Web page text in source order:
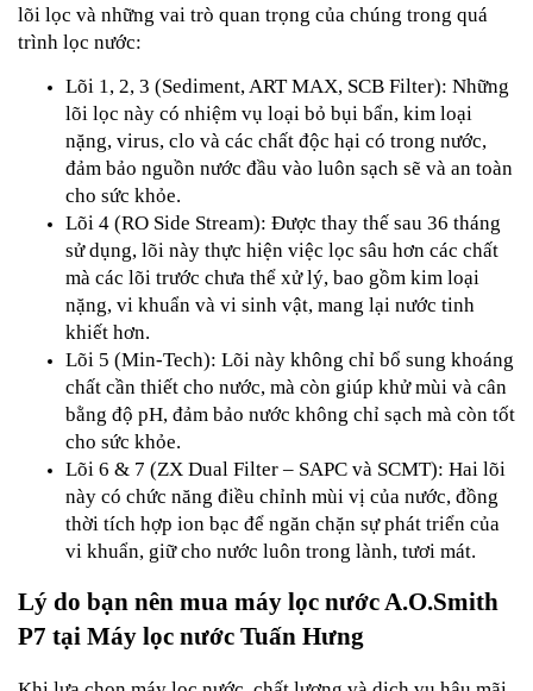
lõi lọc và những vai trò quan trọng của chúng trong quá
trình lọc nước:
Lõi 1, 2, 3 (Sediment, ART MAX, SCB Filter): Những
lõi lọc này có nhiệm vụ loại bỏ bụi bẩn, kim loại
nặng, virus, clo và các chất độc hại có trong nước,
đảm bảo nguồn nước đầu vào luôn sạch sẽ và an toàn
cho sức khỏe.
Lõi 4 (RO Side Stream): Được thay thế sau 36 tháng
sử dụng, lõi này thực hiện việc lọc sâu hơn các chất
mà các lõi trước chưa thể xử lý, bao gồm kim loại
nặng, vi khuẩn và vi sinh vật, mang lại nước tinh
khiết hơn.
Lõi 5 (Min-Tech): Lõi này không chỉ bổ sung khoáng
chất cần thiết cho nước, mà còn giúp khử mùi và cân
bằng độ pH, đảm bảo nước không chỉ sạch mà còn tốt
cho sức khỏe.
Lõi 6 & 7 (ZX Dual Filter – SAPC và SCMT): Hai lõi
này có chức năng điều chỉnh mùi vị của nước, đồng
thời tích hợp ion bạc để ngăn chặn sự phát triển của
vi khuẩn, giữ cho nước luôn trong lành, tươi mát.
Lý do bạn nên mua máy lọc nước A.O.Smith
P7 tại Máy lọc nước Tuấn Hưng